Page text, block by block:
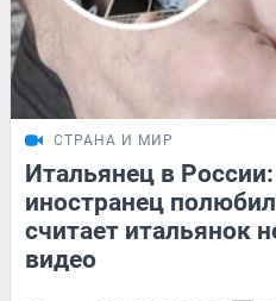
СТРАНА И МИР
Итальянец в
иностранец
считает
видео